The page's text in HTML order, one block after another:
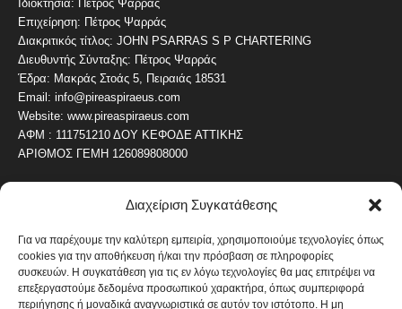
Διαχείριση Συγκατάθεσης
Για να παρέχουμε την καλύτερη εμπειρία, χρησιμοποιούμε τεχνολογίες όπως
cookies για την αποθήκευση ή/και την πρόσβαση σε πληροφορίες
συσκευών. Η συγκατάθεση για τις εν λόγω τεχνολογίες θα μας επιτρέψει να
επεξεργαστούμε δεδομένα προσωπικού χαρακτήρα, όπως συμπεριφορά
περιήγησης ή μοναδικά αναγνωριστικά σε αυτόν τον ιστότοπο. Η μη
Ιδιοκτησία: Πέτρος Ψαρράς
Επιχείρηση: Πέτρος Ψαρράς
Διακριτικός τίτλος: JOHN PSARRAS S P CHARTERING
Διευθυντής Σύνταξης: Πέτρος Ψαρράς
Έδρα: Μακράς Στοάς 5, Πειραιάς 18531
Email: info@pireaspiraeus.com
Website: www.pireaspiraeus.com
ΑΦΜ : 111751210 ΔΟΥ ΚΕΦΟΔΕ ΑΤΤΙΚΗΣ
ΑΡΙΘΜΟΣ ΓΕΜΗ 126089808000
ΔΗΜΟΦΙΛΗ ΚΑΤΗΓΟΡΙΑ
ΝΕΑ ΤΟΥ ΠΕΙΡΑΙΑ 4486
ΟΛΥΜΠΙΑΚΟΣ
ΑΛΛΑ ΚΟΙΝΩΝΙΚΑ